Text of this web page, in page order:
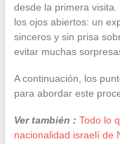
desde la primera
los ojos abiertos: un
sinceros y sin prisa
evitar muchas
A continuación, los
para abordar este
Ver también : Todo lo
nacionalidad israelí de